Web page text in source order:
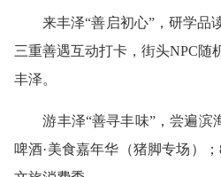
来丰泽“善启初心”，研学品
三重善遇互动打卡，街头NPC随
丰泽。
游丰泽“善寻丰味”，尝遍滨
啤酒·美食嘉年华（猪脚专场）